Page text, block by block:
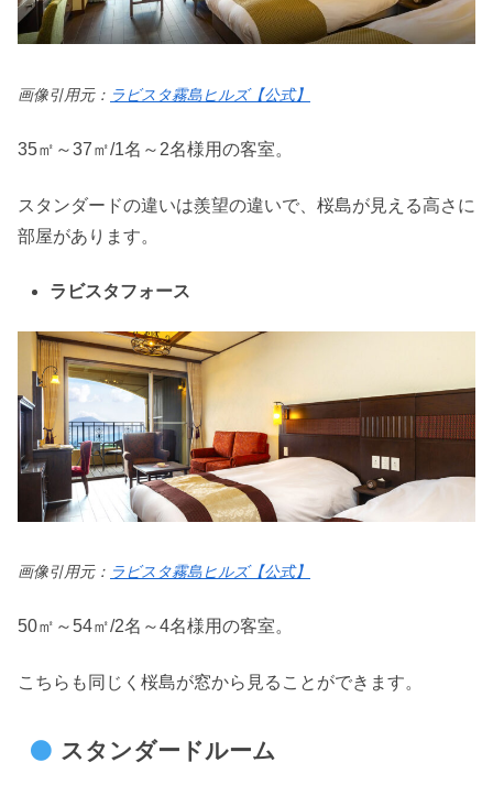
画像引用元： ラビスタ霧島ヒルズ【公式】
35㎡～37㎡/1名～2名様用の客室。
スタンダードの違いは羨望の違いで、桜島が見える高さに
部屋があります。
ラビスタフォース
画像引用元： ラビスタ霧島ヒルズ【公式】
50㎡～54㎡/2名～4名様用の客室。
こちらも同じく桜島が窓から見ることができます。
スタンダードルーム